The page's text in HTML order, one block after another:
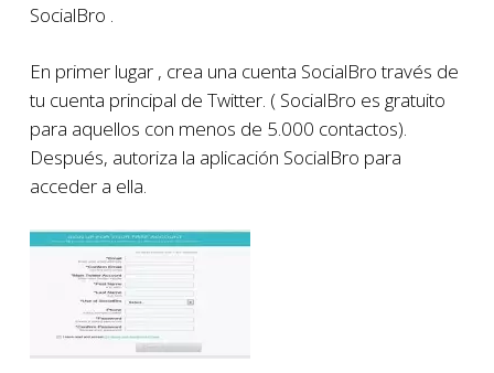
SocialBro .
En primer lugar , crea una cuenta SocialBro través de
tu cuenta principal de Twitter. ( SocialBro es gratuito
para aquellos con menos de 5.000 contactos).
Después, autoriza la aplicación SocialBro para
acceder a ella.